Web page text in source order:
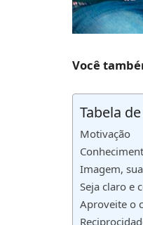
Você
Tabela
Motivação
Imagem,
Seja claro e
Aproveite o